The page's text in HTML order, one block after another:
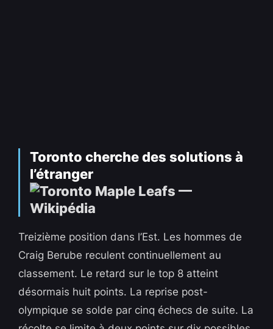
Toronto cherche des solutions à
l’étranger
Treizième position dans l’Est. Les hommes de
Craig Berube reculent continuellement au
classement. Le retard sur le top 8 atteint
désormais huit points. La reprise post-
olympique se solde par cinq échecs de suite. La